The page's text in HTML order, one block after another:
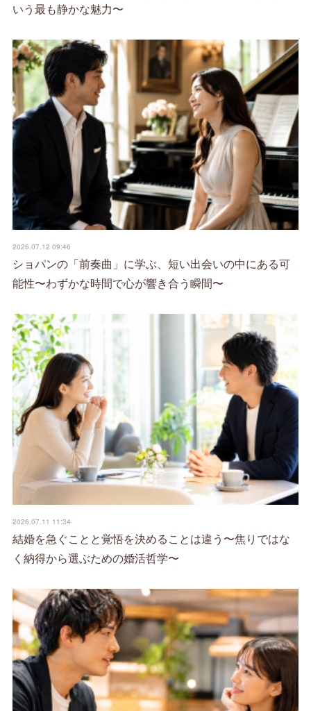
いう最も静かな魅力〜
2026.07.12 09:46
ショパンの「前奏曲」に学ぶ、短い出会いの中にある可
能性〜わずかな時間で心が響き合う瞬間〜
2026.07.11 11:34
結婚を急ぐことと覚悟を決めることは違う〜焦りではな
く納得から選ぶための婚活哲学〜